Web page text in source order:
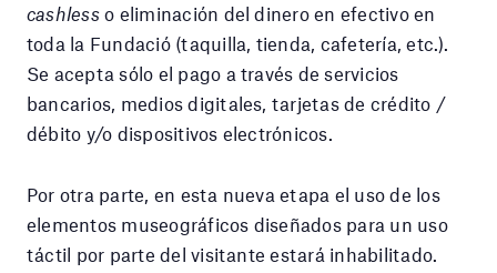
cashlesso eliminación del dinero en efectivo en
toda la Fundació (taquilla, tienda, cafetería, etc.).
Se acepta sólo el pago a través de servicios
bancarios, medios digitales, tarjetas de crédito /
débito y/o dispositivos electrónicos.
Por otra parte, en esta nueva etapa el uso de los
elementos museográficos diseñados para un uso
táctil por parte del visitante estará inhabilitado.